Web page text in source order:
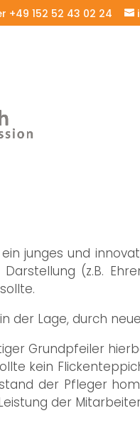
+49 152 52 43 02 24
ein junges und
Darstellung (z.B.
der Lage, durch
Grundpfeiler
kein
der Pfleger
der